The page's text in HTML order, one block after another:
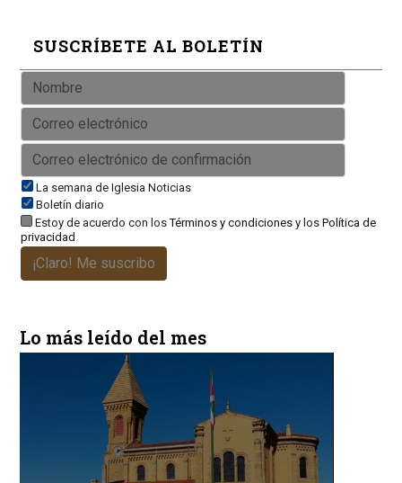
SUSCRÍBETE AL BOLETÍN
La semana de Iglesia Noticias
Boletín diario
Estoy de acuerdo con losTérminos y condicionesy los Política de
privacidad
¡Claro! Me suscribo
Lo más leído del mes